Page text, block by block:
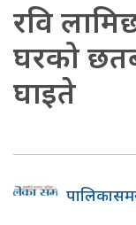
रवि
घरको
घाइते